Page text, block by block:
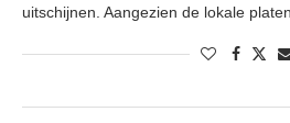
uitschijnen. Aangezien de lokale